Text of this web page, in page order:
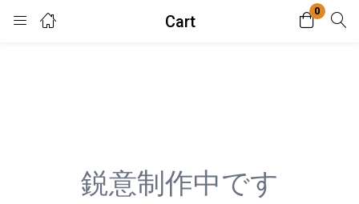
Cart
0
Login
鋭意制作中です